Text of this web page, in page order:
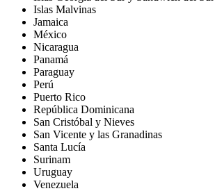
Islas Malvinas
Jamaica
México
Nicaragua
Panamá
Paraguay
Perú
Puerto Rico
República Dominicana
San Cristóbal y Nieves
San Vicente y las Granadinas
Santa Lucía
Surinam
Uruguay
Venezuela